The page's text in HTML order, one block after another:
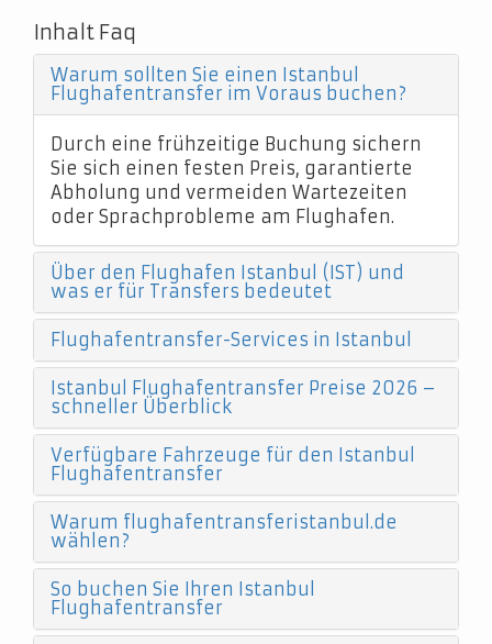
Inhalt Faq
Warum sollten Sie einen Istanbul
Flughafentransfer im Voraus buchen?
Durch eine frühzeitige Buchung sichern
Sie sich einen festen Preis, garantierte
Abholung und vermeiden Wartezeiten
oder Sprachprobleme am Flughafen.
Über den Flughafen Istanbul (IST) und
was er für Transfers bedeutet
Flughafentransfer-Services in Istanbul
Istanbul Flughafentransfer Preise 2026 –
schneller Überblick
Verfügbare Fahrzeuge für den Istanbul
Flughafentransfer
Warum flughafentransferistanbul.de
wählen?
So buchen Sie Ihren Istanbul
Flughafentransfer